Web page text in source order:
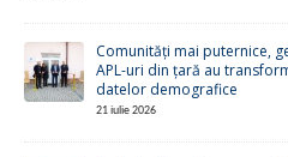
Comunități mai puternice,
APL-uri din țară au
datelor demografice
21 iulie 2026